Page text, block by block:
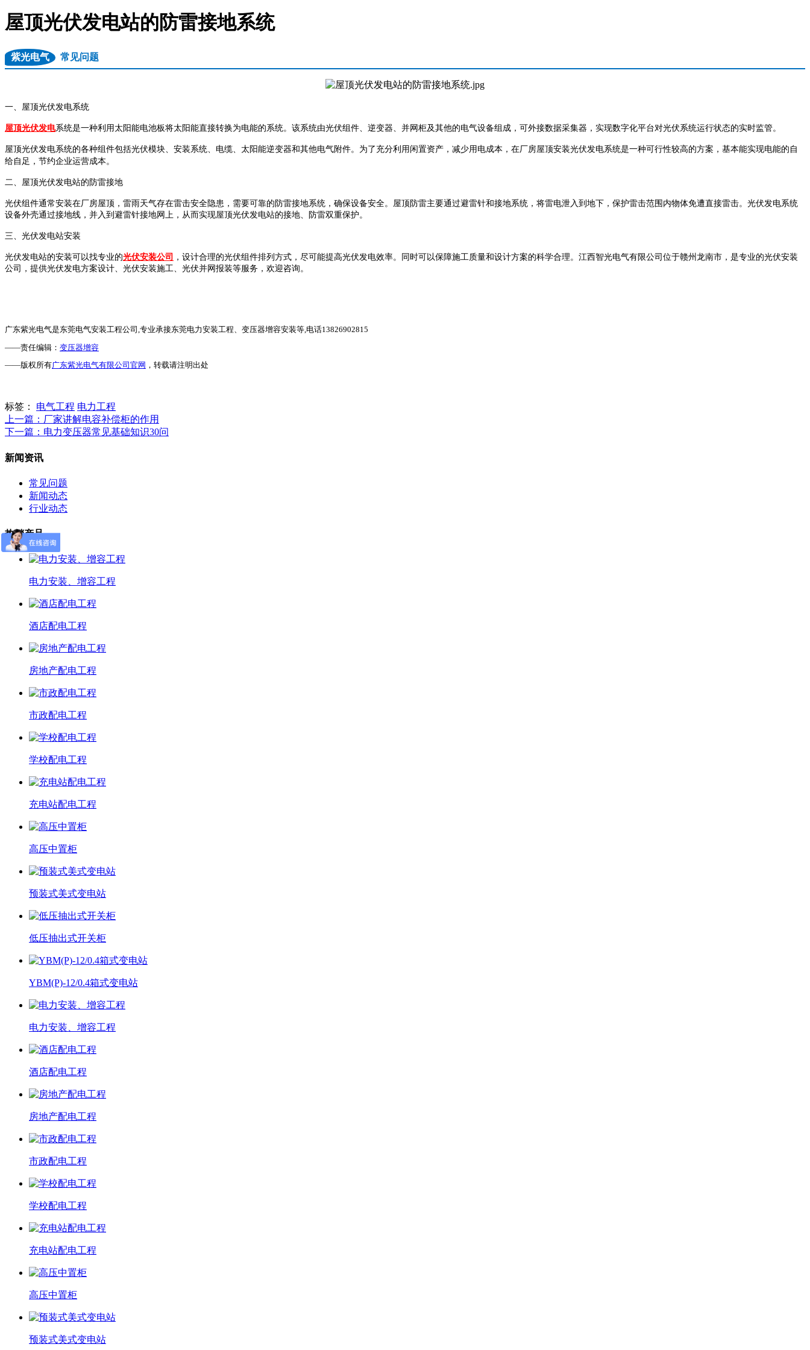
屋顶光伏发电站的防雷接地系统
紫光电气 常见问题
一、屋顶光伏发电系统
屋顶光伏发电系统是一种利用太阳能电池板将太阳能直接转换为电能的系统。该系统由光伏组件、逆变器、并网柜及其他的电气设备组成，可外接数据采集器，实现数字化平台对光伏系统运行状态的实时监管。
屋顶光伏发电系统的各种组件包括光伏模块、安装系统、电缆、太阳能逆变器和其他电气附件。 为了充分利用闲置资产，减少用电成本，在厂房屋顶安装光伏发电系统是一种可行性较高的方案，基本能实现电能的自
给自足，节约企业运营成本。
二、 屋顶光伏发电站的防雷接地
光伏组件通常安装在厂房屋顶，雷雨天气存在雷击安全隐患，需要可靠的防雷接地系统，确保设备安全。屋顶防雷主要通过避雷针和接地系统，将雷电泄入到地下，保护雷击范围内物体免遭直接雷击。光伏发电系统
设备外壳通过接地线，并入到避雷针接地网上，从而实现屋顶光伏发电站的接地、防雷双重保护。
三、 光伏发电站安装
光伏发电站的安装可以找专业的光伏安装公司
，设计合理的光伏组件排列方式，尽可能提高光伏发电效率。同时可以保障施工质量和设计方案的科学合理。江西智光电气有限公司位于赣州龙南市，是专业的光伏安装
公司，提供光伏发电方案设计、光伏安装施工、光伏并网报装等服务，欢迎咨询。
广东紫光电气是东莞电气安装工程公司 ,专业承接东莞电力安装工程、变压器增容安装等,电话13826902815
——责任编辑： 变压器增容
——版权所有广东紫光电气有限公司官网 ，转载请注明出处
标签： 电气工程 电力工程
上一篇 ：厂家讲解电容补偿柜的作用
下一篇 ：电力变压器常见基础知识30问
新闻资讯
常见问题
新闻动态
行业动态
热销产品
电力安装、增容工程
酒店配电工程
房地产配电工程
市政配电工程
学校配电工程
充电站配电工程
高压中置柜
预装式美式变电站
低压抽出式开关柜
YBM(P)-12/0.4箱式变电站
电力安装、增容工程
酒店配电工程
房地产配电工程
市政配电工程
学校配电工程
充电站配电工程
高压中置柜
预装式美式变电站